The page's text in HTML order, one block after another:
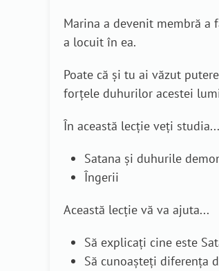
Marina a devenit membră a
a locuit în ea.
Poate că și tu ai văzut
forțele duhurilor acestei
În această lecție veți studia...
Satana și duhurile
Îngerii
Această lecție vă va ajuta...
Să explicați cine este
Să cunoașteți diferența